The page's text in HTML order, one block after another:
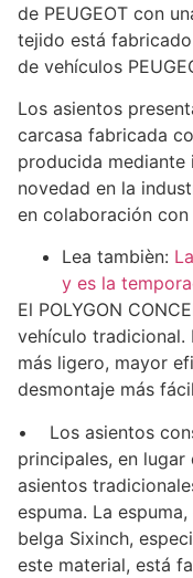
de PEUGEOT con
tejido está
de vehículos
Los asientos
carcasa fabricada
producida mediante
novedad en la
en colaboración con
Lea tambièn:
y es la
El POLYGON
vehículo tradicional.
más ligero, mayor
desmontaje más
• Los asientos
principales, en
asientos
espuma. La
belga Sixinch,
este material, está